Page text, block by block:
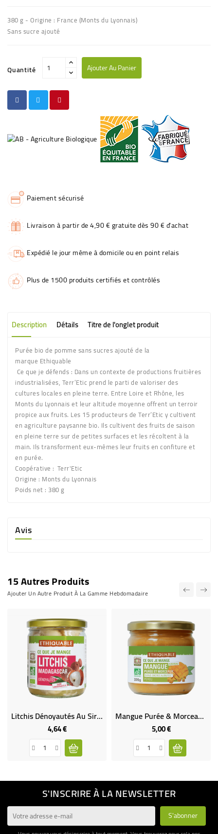
380 g - Origine : France (Monts du Lyonnais)
Sans sucre ajouté
Quantité Ajouter Au Panier
Paiement sécurisé
Livraison à partir de 4,90 € gratuite dès 90 € d'achat
Expédié le jour même à domicile ou en point relais
Plus de 1500 produits certifiés et contrôlés
Description Détails Titre de l'onglet produit
Purée bio de pomme sans sucres ajouté de la
marque Ethiquable
Ce que je défends : Dans un contexte de productions fruitières
industrialisées, Terr’Etic prend le parti de valoriser des
cultures locales en pleine terre. Entre Loire et Rhône, les
Monts du Lyonnais et leur altitude moyenne offrent un terroir
propice aux fruits. Les 15 producteurs de Terr’Etic y cultivent
en agriculture paysanne bio. Ils cultivent des fruits de saison
en pleine terre sur de petites surfaces et les récoltent à la
main. Ils transforment eux-mêmes leur fruits en confiture et
en purée.
Coopérative : Terr'Etic
Origine : Monts du Lyonnais
Poids net : 380 g
Avis
15 Autres Produits
Ajouter Un Autre Produit À La Gamme Hebdomadaire
Litchis Dénoyautés Au Sirop Léger Bio Et Équitable
4,64 €Prix
Mangue Purée & Morceaux Bio Et Équitable
5,00 €Prix
S'INSCRIRE À LA NEWSLETTER